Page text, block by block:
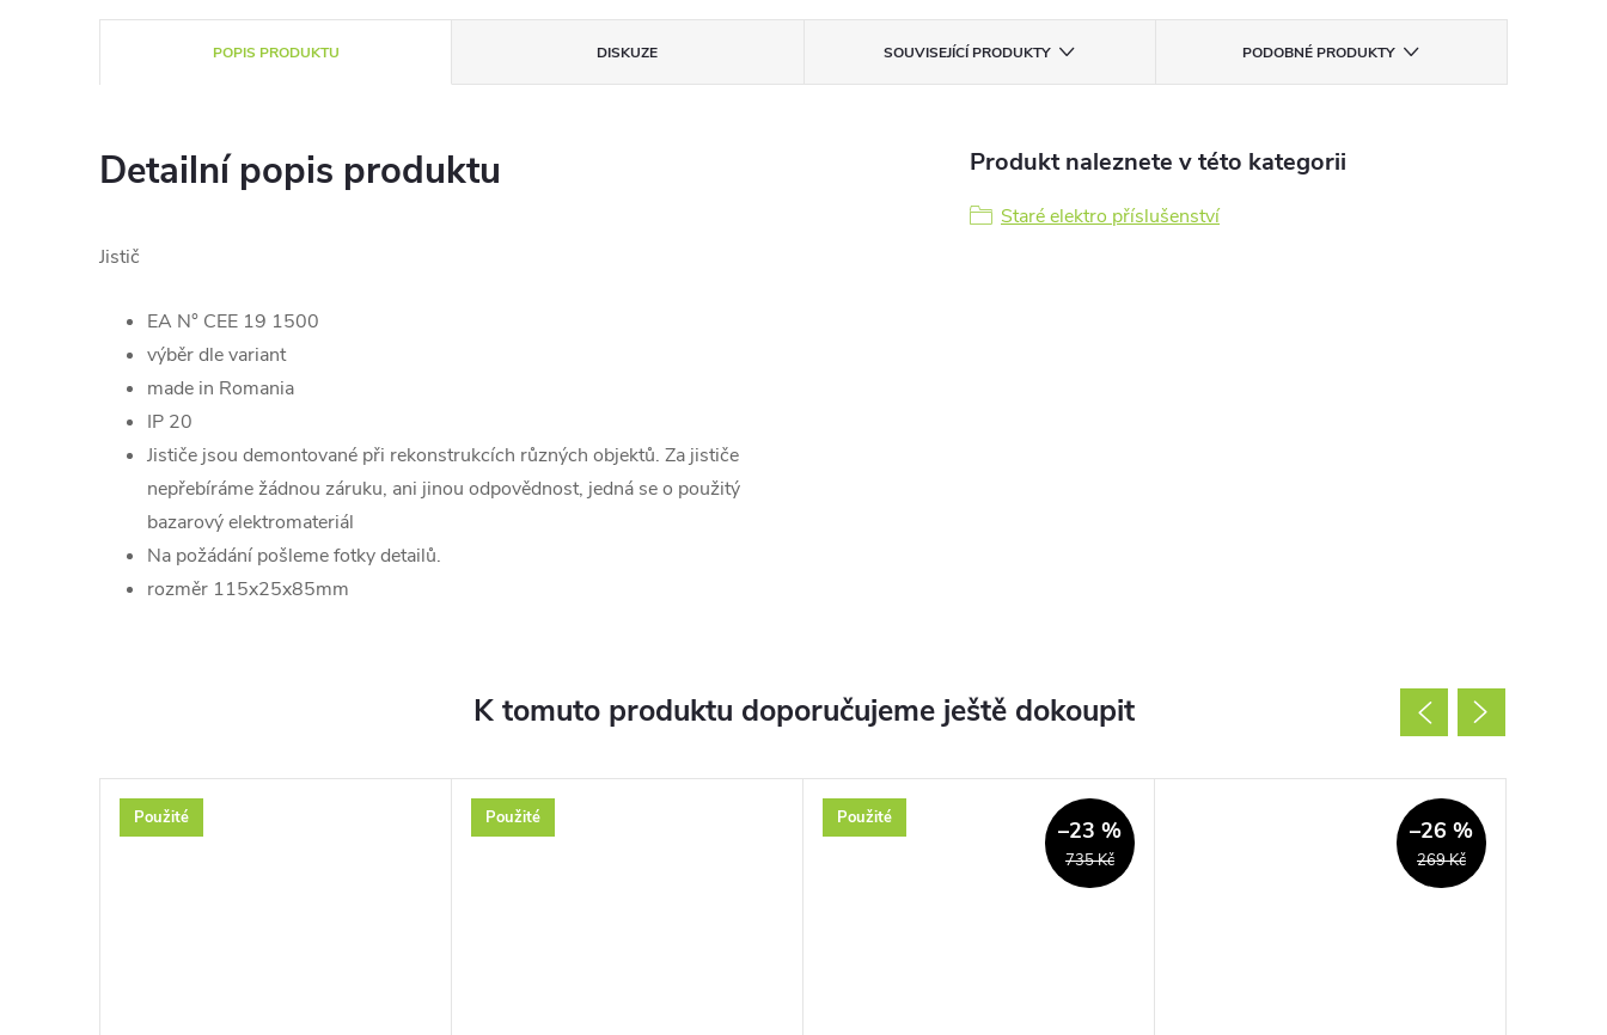
POPIS PRODUKTU DISKUZE SOUVISEJÍCÍ PRODUKTY PODOBNÉ PRODUKTY
Detailní popis produktu
Jistič
EA N° CEE 19 1500
výběr dle variant
made in Romania
IP 20
Jističe jsou demontované při rekonstrukcích různých objektů. Za jističe
nepřebíráme žádnou záruku, ani jinou odpovědnost, jedná se o použitý
bazarový elektromateriál
Na požádání pošleme fotky detailů.
rozměr 115x25x85mm
Produkt naleznete v této kategorii
Staré elektro příslušenství
K tomuto produktu doporučujeme ještě dokoupit
Použité Použité Použité
735 Kč
–23 %
269 Kč
–26 %